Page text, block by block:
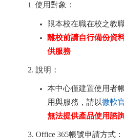
1. 使用對象：
限本校在職在校之教
離校前請自行備份資
供服務
2. 說明：
本中心僅建置使用者
用與服務，請以微軟
無法提供產品使用諮
3. Office 365帳號申請方式：